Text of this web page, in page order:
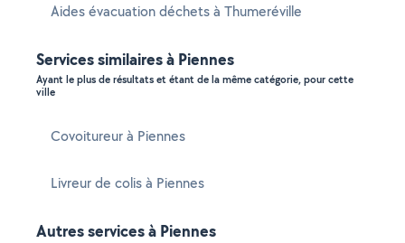
Aides évacuation déchets à Thumeréville
Services similaires à Piennes
Ayant le plus de résultats et étant de la même catégorie, pour cette
ville
Covoitureur à Piennes
Livreur de colis à Piennes
Autres services à Piennes